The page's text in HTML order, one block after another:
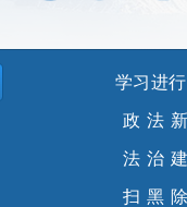
学习进
政法
法治
扫黑